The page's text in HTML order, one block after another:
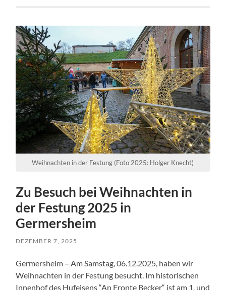
Weihnachten in der Festung (Foto 2025: Holger Knecht)
Zu Besuch bei Weihnachten in
der Festung 2025 in
Germersheim
DEZEMBER 7, 2025
Germersheim – Am Samstag, 06.12.2025, haben wir
Weihnachten in der Festung besucht. Im historischen
Innenhof des Hufeisens “An Fronte Becker“ ist am 1. und